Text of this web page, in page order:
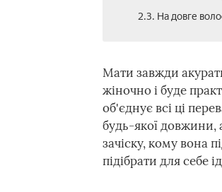
2.3. На довге
Мати завжди
жіночно і буде
об'єднує всі ці
будь-якої довжини,
зачіску, кому вона
підібрати для себе